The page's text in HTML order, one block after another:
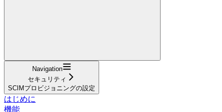
Navigation
セキュリティ
SCIMプロビジョニングの設定
はじめに
機能